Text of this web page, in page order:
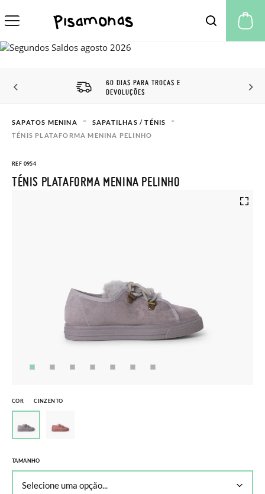
60 DIAS PARA TROCAS E
DEVOLUÇÕES
SAPATOS MENINA
SAPATILHAS / TÉNIS
TÉNIS PLATAFORMA MENINA PELINHO
REF 0954
TÉNIS PLATAFORMA MENINA PELINHO
COR CINZENTO
TAMANHO